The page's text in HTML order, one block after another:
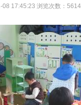
08 17:45:23 浏览次数：5614